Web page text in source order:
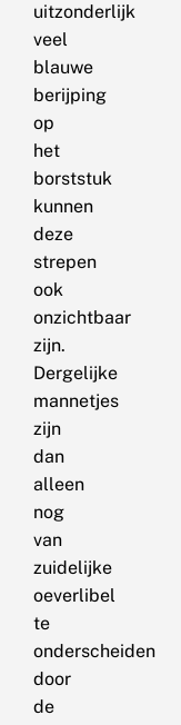
uitzonderlijk
veel
blauwe
berijping
op
het
borststuk
kunnen
deze
strepen
ook
onzichtbaar
zijn.
Dergelijke
mannetjes
zijn
dan
alleen
nog
van
zuidelijke
oeverlibel
te
onderscheiden
door
de